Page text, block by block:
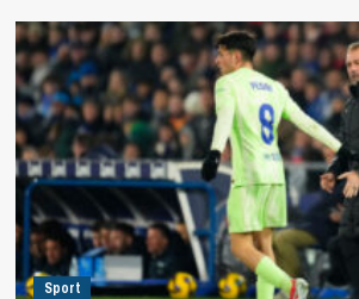
Sport